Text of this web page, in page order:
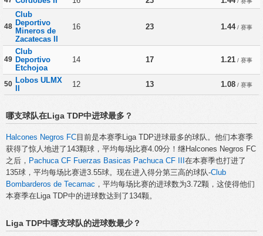
48
Club
Deportivo
Mineros de
Zacatecas II
16 23 1.44/ 赛事
49
Club
Deportivo
Etchojoa
14 17 1.21 / 赛事
50 Lobos ULMX
12 13 1.08 / 赛事
哪支球队在Liga TDP中进球最多？
Halcones Negros FC目前是本赛季Liga TDP进球最多的球队。他们本赛季
获得了惊人地进了143颗球，平均每场比赛4.09分！继Halcones Negros FC
之后， Pachuca CF Fuerzas Basicas Pachuca CF III 在本赛季也打进了
135球，平均每场比赛进3.55球。现在进入得分第三高的球队-Club
Bombarderos de Tecamac ，平均每场比赛的进球数为3.72颗，这使得他们
本赛季在Liga TDP中的进球数达到了134颗。
Liga TDP中哪支球队的进球数最少？